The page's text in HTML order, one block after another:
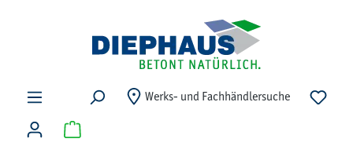
Werks- und Fachhändlersuche Du
Warenkorb enthält 0 Positionen. Der Gesamtwert